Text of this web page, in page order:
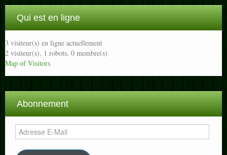
Qui est en ligne
3 visiteur(s) en ligne actuellement
2 visiteur(s), 1 robots, 0 membre(s)
Map of Visitors
Abonnement
Adresse
E-
Mail